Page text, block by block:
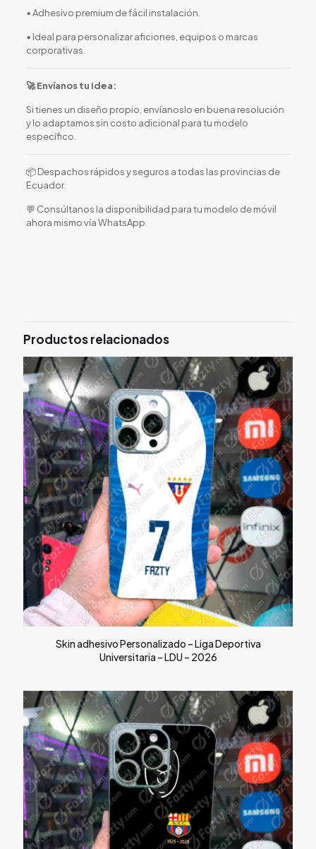
▪️ Adhesivo premium de fácil instalación.
▪️ Ideal para personalizar aficiones, equipos o marcas
corporativas.
🚀 Envíanos tu idea:
Si tienes un diseño propio, envíanoslo en buena resolución
y lo adaptamos sin costo adicional para tu modelo
específico.
📦 Despachos rápidos y seguros a todas las provincias de
Ecuador.
💬 Consúltanos la disponibilidad para tu modelo de móvil
ahora mismo vía WhatsApp.
Productos relacionados
Skin adhesivo Personalizado – Liga Deportiva
Universitaria – LDU – 2026